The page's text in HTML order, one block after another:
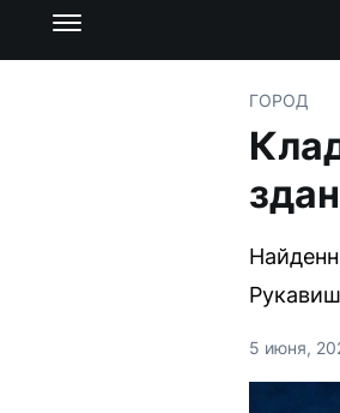
ГОРОД
5 июня,